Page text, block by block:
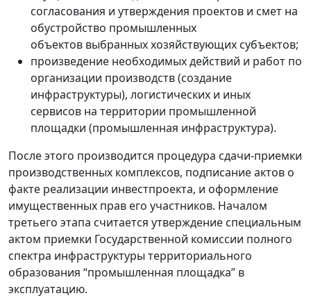
согласования и утверждения проектов и смет на
обустройство промышленных
объектов выбранных хозяйствующих субъектов;
произведение необходимых действий и работ по
организации производств (создание
инфраструктуры), логистических и иных
сервисов на территории промышленной
площадки (промышленная инфраструктура).
После этого производится процедура сдачи-приемки
производственных комплексов, подписание актов о
факте реализации инвестпроекта, и оформление
имущественных прав его участников. Началом
третьего этапа считается утверждение специальным
актом приемки Государственной комиссии полного
спектра инфраструктуры территориального
образования “промышленная площадка” в
эксплуатацию.